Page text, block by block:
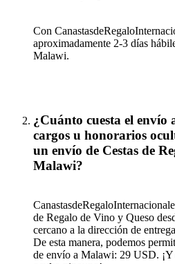
Con
aproximadamente 2-3 días
Malawi.
¿Cuánto cuesta el
cargos u honorarios
un envío de Cestas de
Malawi?
de Regalo de Vino y Queso
cercano a la dirección de
De esta manera, podemos
de envío a Malawi: 29 USD.